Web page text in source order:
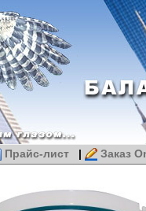
Прайс-лист | Заказ